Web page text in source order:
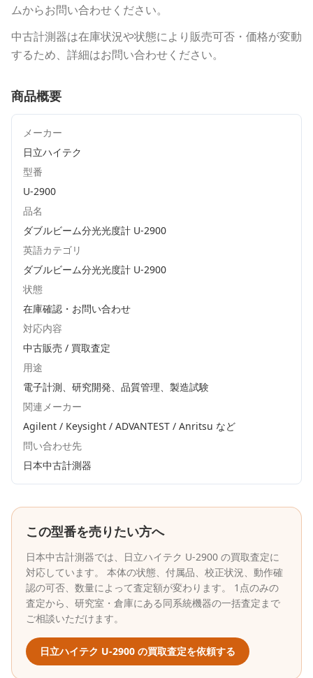
ムからお問い合わせください。
中古計測器は在庫状況や状態により販売可否・価格が変動
するため、詳細はお問い合わせください。
商品概要
メーカー
日立ハイテク
型番
U-2900
品名
ダブルビーム分光光度計 U-2900
英語カテゴリ
ダブルビーム分光光度計 U-2900
状態
在庫確認・お問い合わせ
対応内容
中古販売 / 買取査定
用途
電子計測、研究開発、品質管理、製造試験
関連メーカー
Agilent / Keysight / ADVANTEST / Anritsu など
問い合わせ先
日本中古計測器
この型番を売りたい方へ
日本中古計測器では、 日立ハイテク U-2900 の買取査定に
対応しています。 本体の状態、付属品、校正状況、動作確
認の可否、数量によって査定額が変わります。 1点のみの
査定から、研究室・倉庫にある同系統機器の一括査定まで
ご相談いただけます。
日立ハイテク U-2900 の買取査定を依頼する